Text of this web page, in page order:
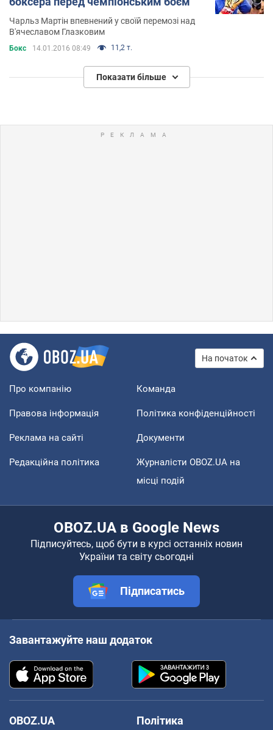
Чарльз Мартін впевнений у своїй перемозі над
В'ячеславом Глазковим
Бокс 14.01.2016 08:49 11,2 т.
Показати більше
На початок
Про компанію Команда
Правова інформація Політика конфіденційності
Реклама на сайті Документи
Редакційна політика
Журналісти OBOZ.UA на
місці подій
OBOZ.UA в Google News
Підписуйтесь, щоб бути в курсі останніх новин
України та світу сьогодні
Підписатись
Завантажуйте наш додаток
OBOZ.UA
Політика